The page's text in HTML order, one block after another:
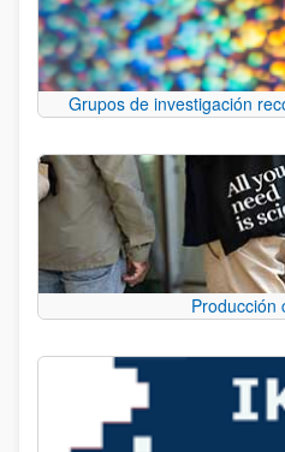
Grupos de investigación
Producción